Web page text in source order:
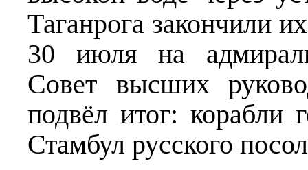
Таганрога закончили
30 июля на
Совет высших
подвёл итог: корабли
Стамбул русского